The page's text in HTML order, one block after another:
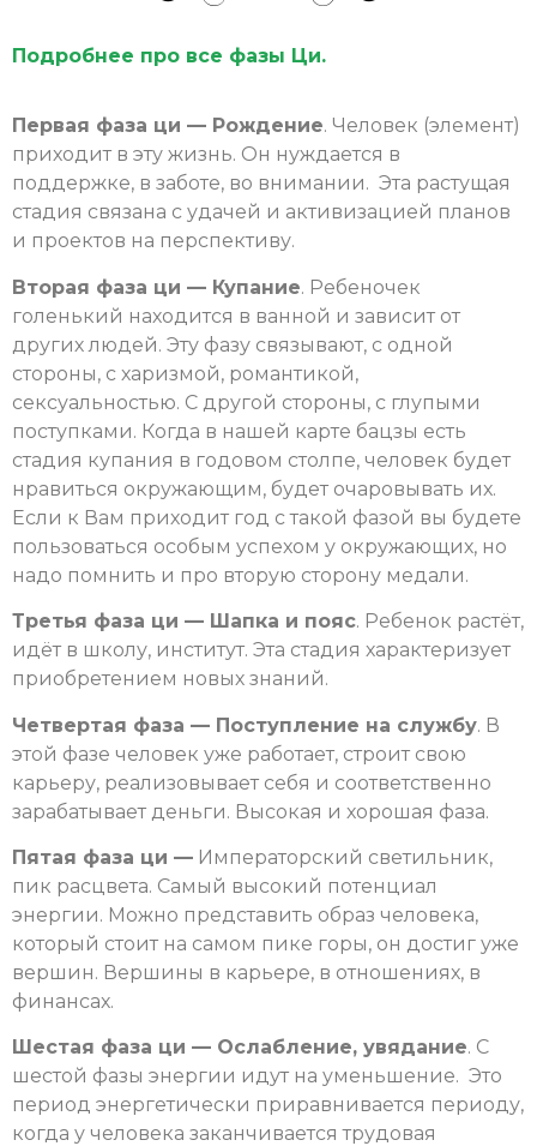
Подробнее про все фазы Ци.
Первая фаза ци — Рождение. Человек (элемент)
приходит в эту жизнь. Он нуждается в
поддержке, в заботе, во внимании. Эта растущая
стадия связана с удачей и активизацией планов
и проектов на перспективу.
Вторая фаза ци — Купание. Ребеночек
голенький находится в ванной и зависит от
других людей. Эту фазу связывают, с одной
стороны, с харизмой, романтикой,
сексуальностью. С другой стороны, с глупыми
поступками. Когда в нашей карте бацзы есть
стадия купания в годовом столпе, человек будет
нравиться окружающим, будет очаровывать их.
Если к Вам приходит год с такой фазой вы будете
пользоваться особым успехом у окружающих, но
надо помнить и про вторую сторону медали.
Третья фаза ци — Шапка и пояс. Ребенок растёт,
идёт в школу, институт. Эта стадия характеризует
приобретением новых знаний.
Четвертая фаза — Поступление на службу. В
этой фазе человек уже работает, строит свою
карьеру, реализовывает себя и соответственно
зарабатывает деньги. Высокая и хорошая фаза.
Пятая фаза ци — Императорский светильник,
пик расцвета. Самый высокий потенциал
энергии. Можно представить образ человека,
который стоит на самом пике горы, он достиг уже
вершин. Вершины в карьере, в отношениях, в
финансах.
Шестая фаза ци — Ослабление, увядание. С
шестой фазы энергии идут на уменьшение. Это
период энергетически приравнивается периоду,
когда у человека заканчивается трудовая